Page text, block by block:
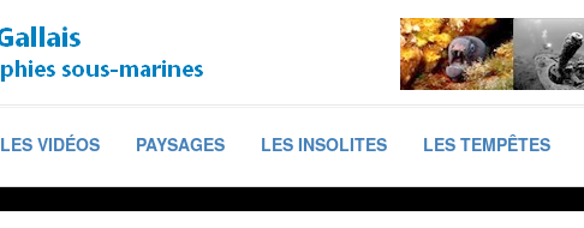
LES VIDÉOS PAYSAGES LES INSOLITES LES TEMPÊTES